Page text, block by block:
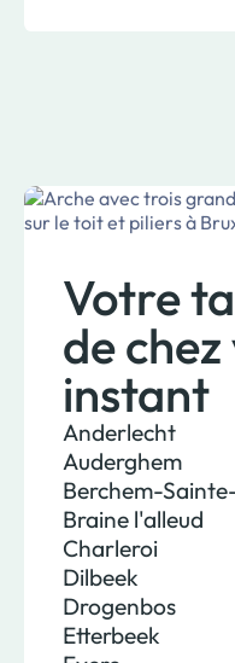
Votre
de chez
instant
Anderlecht
Auderghem
Berchem-
Braine l'alleud
Charleroi
Dilbeek
Drogenbos
Etterbeek